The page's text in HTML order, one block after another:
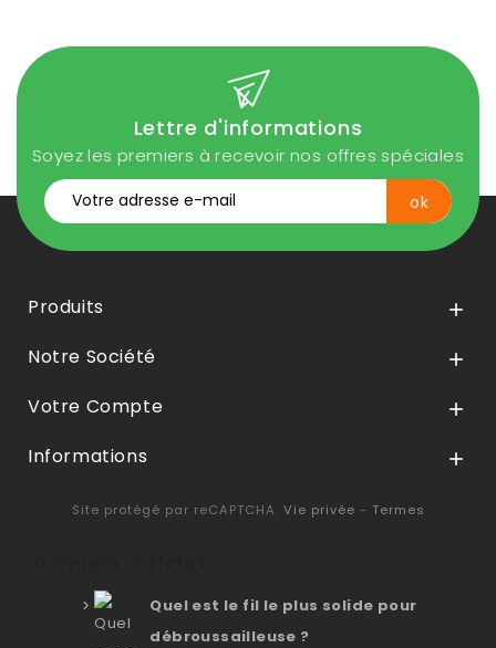
Lettre d'informations
Soyez les premiers à recevoir nos offres spéciales
Produits 
Notre Société 
Votre Compte 
Informations 
Site protégé par reCAPTCHA. Vie privée - Termes
Quel est le fil le plus solide pour
débroussailleuse ?